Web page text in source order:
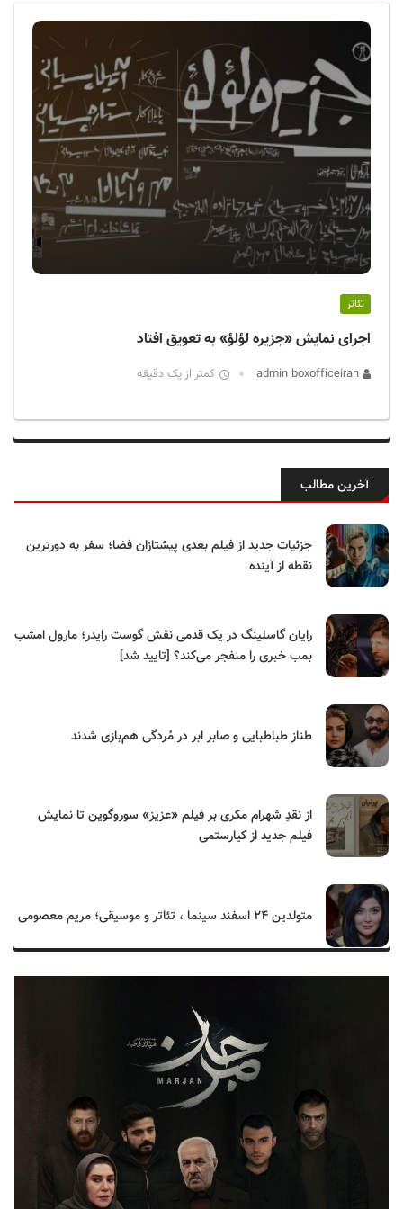
ی
ا
ن
تئاتر
اجرای نمایش «جزیره لؤلؤ» به تعویق افتاد
کمتر از یک دقیقه
آخرین مطالب
جزئیات جدید از فیلم بعدی پیشتازان فضا؛ سفر به دورترین
نقطه از آینده
رایان گاسلینگ در یک قدمی نقش گوست رایدر؛ مارول امشب
بمب خبری را منفجر می‌کند؟ [تایید شد]
طناز طباطبایی و صابر ابر در مُردگی هم‌بازی شدند
از نقدِ شهرام مکری بر فیلم «عزیز» سوروگوین تا نمایش
فیلم جدید از کیارستمی
متولدین ۲۴ اسفند سینما ، تئاتر و موسیقی؛ مریم معصومی